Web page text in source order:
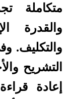
متكاملة
والقدرة
والتكليف.
التشريح
إعادة